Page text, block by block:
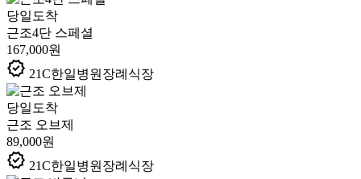
당일도착
근조4단 스페셜
167,000원
verified 21C한일병원장례식장
당일도착
근조 오브제
89,000원
verified 21C한일병원장례식장